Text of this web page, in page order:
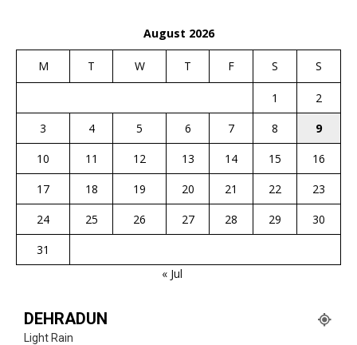
August 2026
M T W T F S S
1
2
3
4 5 6 7 8
9
10
11 12 13 14 15
16
17
18 19 20 21 22
23
24
25 26 27 28 29
30
31
« Jul
DEHRADUN
Light Rain